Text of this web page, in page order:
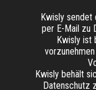
Kwisly sendet
per E-Mail zu
Kwisly ist
Kwisly behält
Datenschutz